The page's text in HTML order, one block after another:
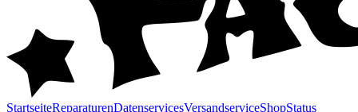
StartseiteReparaturenDatenservicesVersandserviceShopStatus